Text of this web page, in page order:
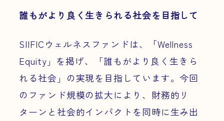
誰もがより良く生きられる社会を目指して
SIIFICウェルネスファンドは、「Wellness
Equity」を掲げ、「誰もがより良く生きら
れる社会」の実現を目指しています。今回
のファンド規模の拡大により、財務的リ
ターンと社会的インパクトを同時に生み出